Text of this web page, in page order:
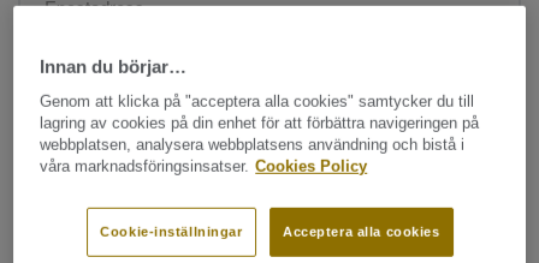
Namn*
Efternamn*
Innan du börjar…
Genom att klicka på "acceptera alla cookies" samtycker du till
lagring av cookies på din enhet för att förbättra navigeringen på
webbplatsen, analysera webbplatsens användning och bistå i
våra marknadsföringsinsatser. Cookies Policy
Acceptera alla cookies
Cookie-inställningar